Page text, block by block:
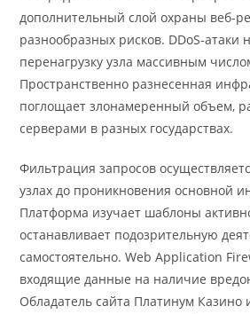
дополнительный слой охраны веб-
разнообразных рисков. DDoS-атаки
перенагрузку узла массивным
Пространственно разнесенная
поглощает злонамеренный объем,
серверами в разных государствах.
Фильтрация запросов
узлах до проникновения основной
Платформа изучает шаблоны
останавливает подозрительную
самостоятельно. Web Application
входящие данные на наличие
Обладатель сайта Платинум Казино